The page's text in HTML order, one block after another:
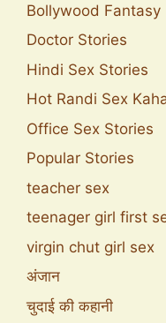
Bollywood Fantasy
Doctor Stories
Hindi Sex Stories
Hot Randi Sex
Office Sex Stories
Popular Stories
teacher sex
teenager girl first
virgin chut girl sex
अंजान
चुदाई की कहानी